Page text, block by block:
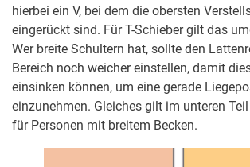
hierbei ein V, bei dem die obersten
eingerückt sind. Für T-Schieber gilt das
Wer breite Schultern hat, sollte den
Bereich noch weicher einstellen, damit
einsinken können, um eine gerade
einzunehmen. Gleiches gilt im unteren
für Personen mit breitem Becken.